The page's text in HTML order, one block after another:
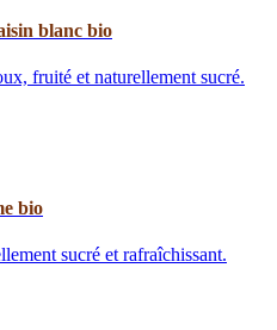
blanc bio
fruité et naturellement sucré.
bio
sucré et rafraîchissant.